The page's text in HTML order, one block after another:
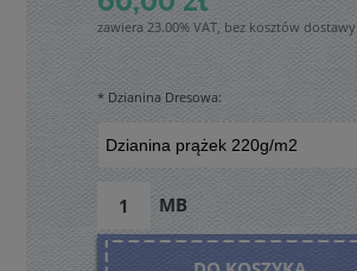
zawiera 23.00% VAT, bez kosztów dostawy
* Dzianina Dresowa:
MB